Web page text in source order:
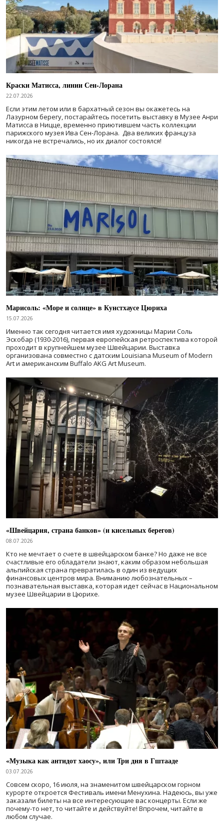
Краски Матисса, линии Сен-Лорана
22.07.2026
Если этим летом или в бархатный сезон вы окажетесь на
Лазурном берегу, постарайтесь посетить выставку в Музее Анри
Матисса в Ницце, временно приютившем часть коллекции
парижского музея Ива Сен-Лорана. Два великих француза
никогда не встречались, но их диалог состоялся!
Марисоль: «Море и солнце» в Кунстхаусе Цюриха
15.07.2026
Именно так сегодня читается имя художницы Марии Соль
Эскобар (1930-2016), первая европейская ретроспектива которой
проходит в крупнейшем музее Швейцарии. Выставка
организована совместно с датским Louisiana Museum of Modern
Art и американским Buffalo AKG Art Museum.
«Швейцария, страна банков» (и кисельных берегов)
08.07.2026
Кто не мечтает о счете в швейцарском банке? Но даже не все
счастливые его обладатели знают, каким образом небольшая
альпийская страна превратилась в один из ведущих
финансовых центров мира. Вниманию любознательных –
познавательная выставка, которая идет сейчас в Национальном
музее Швейцарии в Цюрихе.
«Музыка как антидот хаосу», или Три дня в Гштааде
03.07.2026
Совсем скоро, 16 июля, на знаменитом швейцарском горном
курорте откроется Фестиваль имени Менухина. Надеюсь, вы уже
заказали билеты на все интересующие вас концерты. Если же
почему-то нет, то читайте и действуйте! Впрочем, читайте в
любом случае.